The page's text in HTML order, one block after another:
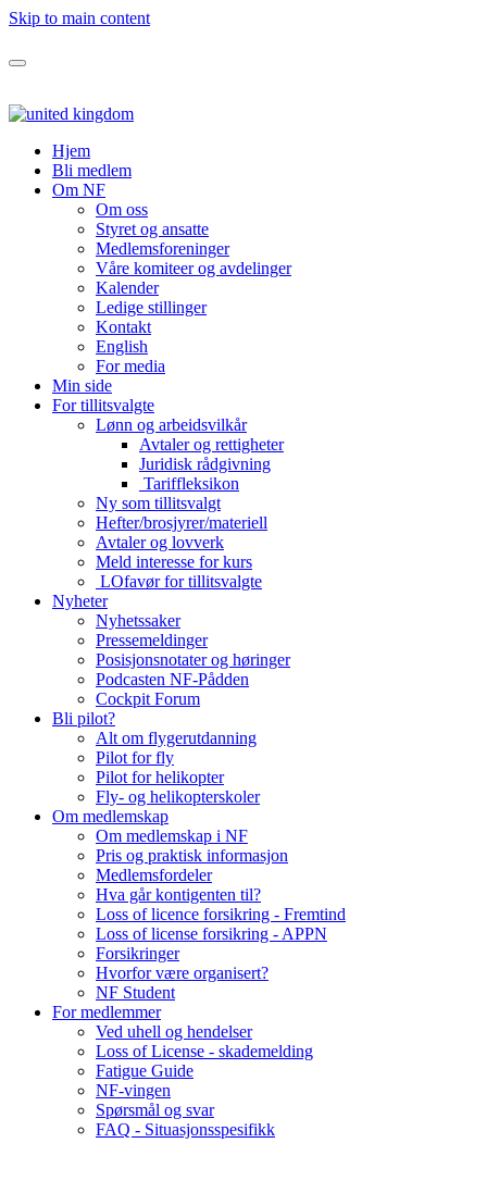
Skip to main content
Hjem
Bli medlem
Om NF
Om oss
Styret og ansatte
Medlemsforeninger
Våre komiteer og avdelinger
Kalender
Ledige stillinger
Kontakt
English
For media
Min side
For tillitsvalgte
Lønn og arbeidsvilkår
Avtaler og rettigheter
Juridisk rådgivning
Tariffleksikon
Ny som tillitsvalgt
Hefter/brosjyrer/materiell
Avtaler og lovverk
Meld interesse for kurs
LOfavør for tillitsvalgte
Nyheter
Nyhetssaker
Pressemeldinger
Posisjonsnotater og høringer
Podcasten NF-Pådden
Cockpit Forum
Bli pilot?
Alt om flygerutdanning
Pilot for fly
Pilot for helikopter
Fly- og helikopterskoler
Om medlemskap
Om medlemskap i NF
Pris og praktisk informasjon
Medlemsfordeler
Hva går kontigenten til?
Loss of licence forsikring - Fremtind
Loss of license forsikring - APPN
Forsikringer
Hvorfor være organisert?
NF Student
For medlemmer
Ved uhell og hendelser
Loss of License - skademelding
Fatigue Guide
NF-vingen
Spørsmål og svar
FAQ - Situasjonsspesifikk